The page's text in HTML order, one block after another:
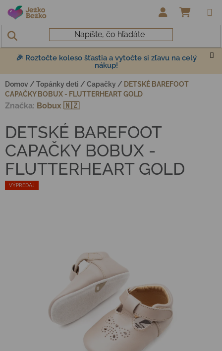
Prejsť na obsah
🎉 Roztočte koleso šťastia a vytočte si zľavu na celý
nákup!
Domov / Topánky deti / Capačky / DETSKÉ BAREFOOT
CAPAČKY BOBUX - FLUTTERHEART GOLD
VÝPREDAJ
DETSKÉ BAREFOOT
CAPAČKY BOBUX -
FLUTTERHEART GOLD
Značka: Bobux 🇳🇿